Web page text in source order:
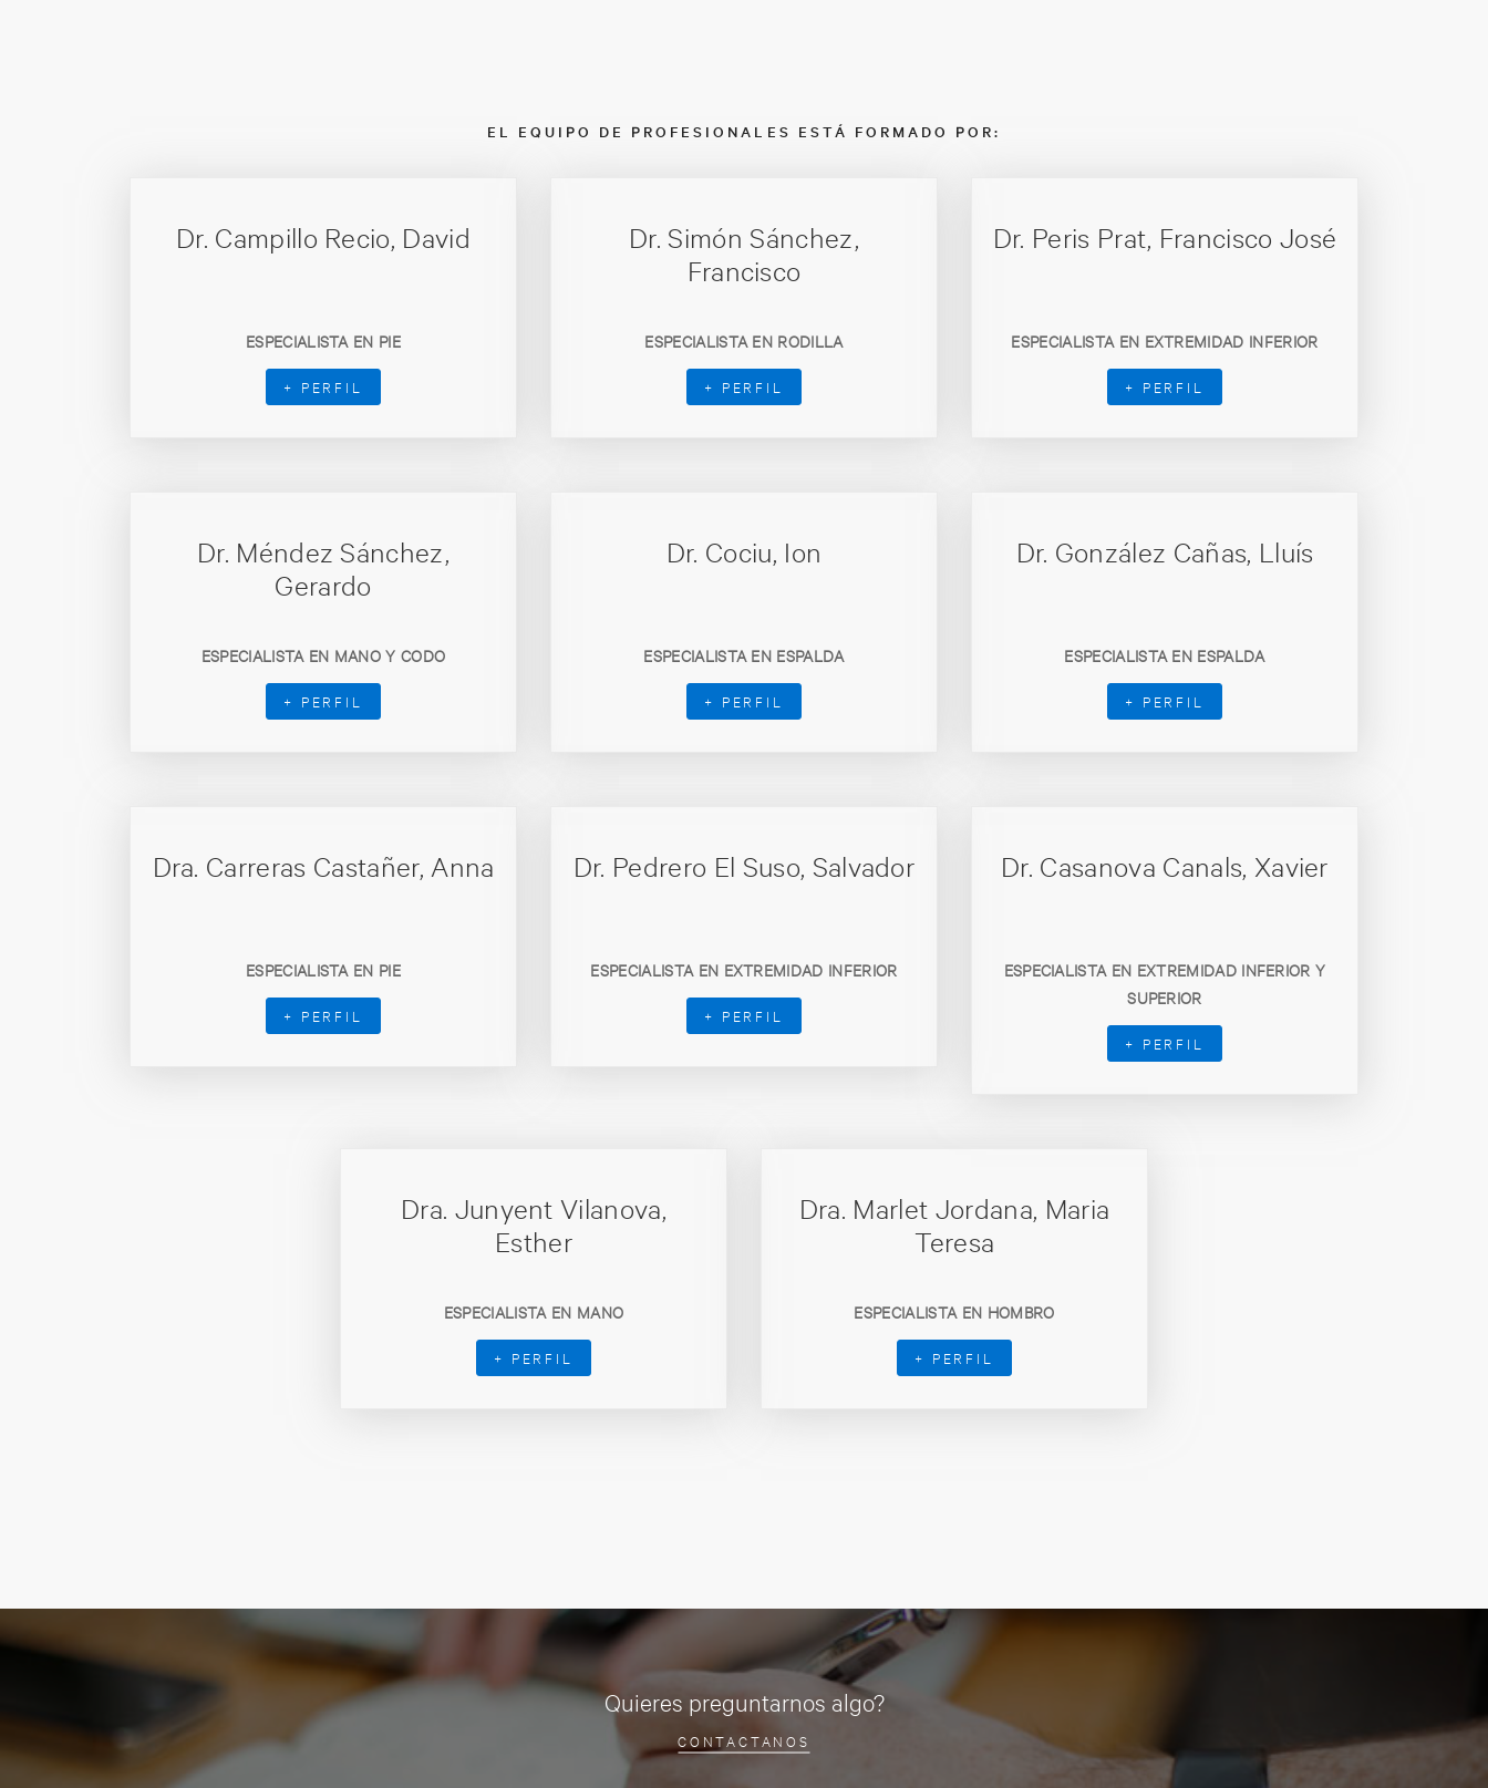
EL EQUIPO DE PROFESIONALES ESTÁ FORMADO POR:
Dr. Campillo Recio, David
ESPECIALISTA EN PIE
+ PERFIL
Dr. Simón Sánchez,
Francisco
ESPECIALISTA EN RODILLA
+ PERFIL
Dr. Peris Prat, Francisco José
ESPECIALISTA EN EXTREMIDAD INFERIOR
+ PERFIL
Dr. Méndez Sánchez,
Gerardo
ESPECIALISTA EN MANO Y CODO
+ PERFIL
Dr. Cociu, Ion
ESPECIALISTA EN ESPALDA
+ PERFIL
Dr. González Cañas, Lluís
ESPECIALISTA EN ESPALDA
+ PERFIL
Dra. Carreras Castañer, Anna
ESPECIALISTA EN PIE
+ PERFIL
Dr. Pedrero El Suso, Salvador
ESPECIALISTA EN EXTREMIDAD INFERIOR
+ PERFIL
Dr. Casanova Canals, Xavier
ESPECIALISTA EN EXTREMIDAD INFERIOR Y
SUPERIOR
+ PERFIL
Dra. Junyent Vilanova,
Esther
ESPECIALISTA EN MANO
+ PERFIL
Dra. Marlet Jordana, Maria
Teresa
ESPECIALISTA EN HOMBRO
+ PERFIL
Quieres preguntarnos algo?
CONTACTANOS